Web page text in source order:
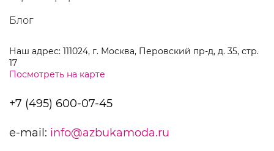
Блог
Наш адрес: 111024, г. Москва, Перовский пр-д, д. 35, стр.
17
Посмотреть на карте
+7 (495) 600-07-45
e-mail: info@azbukamoda.ru